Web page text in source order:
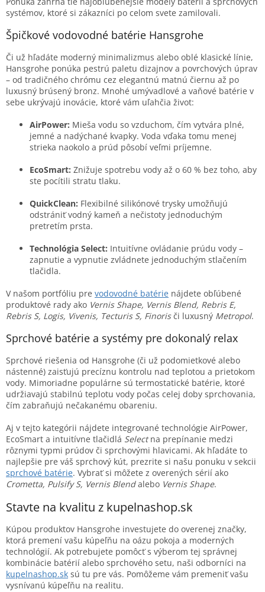
systémov, ktoré si zákazníci po celom svete zamilovali.
Špičkové vodovodné batérie Hansgrohe
Či už hľadáte moderný minimalizmus alebo oblé klasické línie,
Hansgrohe ponúka pestrú paletu dizajnov a povrchových úprav
– od tradičného chrómu cez elegantnú matnú čiernu až po
luxusný brúsený bronz. Mnohé umývadlové a vaňové batérie v
sebe ukrývajú inovácie, ktoré vám uľahčia život:
AirPower: Mieša vodu so vzduchom, čím vytvára plné,
jemné a nadýchané kvapky. Voda vďaka tomu menej
strieka naokolo a prúd pôsobí veľmi príjemne.
EcoSmart: Znižuje spotrebu vody až o 60 % bez toho, aby
ste pocítili stratu tlaku.
QuickClean: Flexibilné silikónové trysky umožňujú
odstrániť vodný kameň a nečistoty jednoduchým
pretretím prsta.
Technológia Select: Intuitívne ovládanie prúdu vody –
zapnutie a vypnutie zvládnete jednoduchým stlačením
tlačidla.
V našom portfóliu pre vodovodné batérie nájdete obľúbené
produktové rady ako Vernis Shape, Vernis Blend, Rebris E,
Rebris S, Logis, Vivenis, Tecturis S, Finorisči luxusný Metropol.
Sprchové batérie a systémy pre dokonalý relax
Sprchové riešenia od Hansgrohe (či už podomietkové alebo
nástenné) zaisťujú precíznu kontrolu nad teplotou a prietokom
vody. Mimoriadne populárne sú termostatické batérie, ktoré
udržiavajú stabilnú teplotu vody počas celej doby sprchovania,
čím zabraňujú nečakanému obareniu.
Aj v tejto kategórii nájdete integrované technológie AirPower,
EcoSmart a intuitívne tlačidlá Selectna prepínanie medzi
rôznymi typmi prúdov či sprchovými hlavicami. Ak hľadáte to
najlepšie pre váš sprchový kút, prezrite si našu ponuku v sekcii
sprchové batérie. Vybrať si môžete z overených sérií ako
Crometta, Pulsify S, Vernis Blendalebo Vernis Shape.
Stavte na kvalitu z kupelnashop.sk
Kúpou produktov Hansgrohe investujete do overenej značky,
ktorá premení vašu kúpeľňu na oázu pokoja a moderných
technológií. Ak potrebujete pomôcť s výberom tej správnej
kombinácie batérií alebo sprchového setu, naši odborníci na
kupelnashop.sk sú tu pre vás. Pomôžeme vám premeniť vašu
vysnívanú kúpeľňu na realitu.